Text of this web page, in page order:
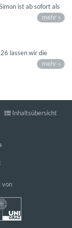
ist ab sofort als
mehr »
lassen wir die
mehr »
Inhaltsübersicht
von